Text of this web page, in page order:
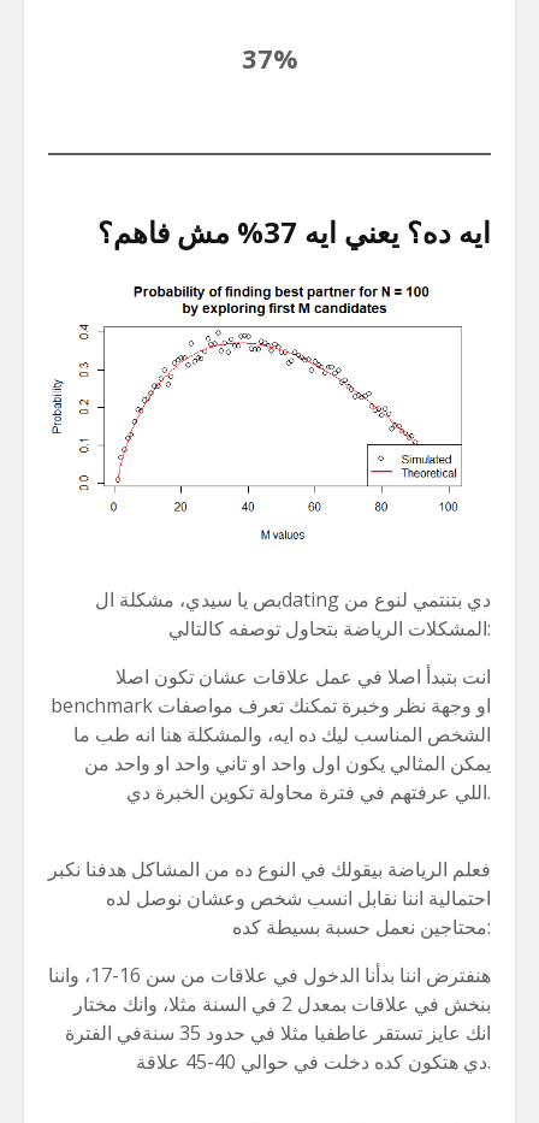
37%
ايه ده؟ يعني ايه 37% مش فاهم؟
بص يا سيدي، مشكلة الdating دي بتنتمي لنوع من
المشكلات الرياضة بتحاول توصفه كالتالي:
انت بتبدأ اصلا في عمل علاقات عشان تكون اصلا
benchmark او وجهة نظر وخبرة تمكنك تعرف مواصفات
الشخص المناسب ليك ده ايه، والمشكلة هنا انه طب ما
يمكن المثالي يكون اول واحد او تاني واحد او واحد من
اللي عرفتهم في فترة محاولة تكوين الخبرة دي.
فعلم الرياضة بيقولك في النوع ده من المشاكل هدفنا نكبر
احتمالية اننا نقابل انسب شخص وعشان نوصل لده
محتاجين نعمل حسبة بسيطة كده:
هنفترض اننا بدأنا الدخول في علاقات من سن 16-17، واننا
بنخش في علاقات بمعدل 2 في السنة مثلا، وانك مختار
انك عايز تستقر عاطفيا مثلا في حدود 35 سنةفي الفترة
دي هتكون كده دخلت في حوالي 40-45 علاقة.